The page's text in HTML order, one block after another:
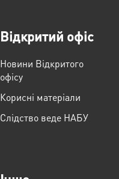
Відкритий офіс
Новини Відкритого
офісу
Корисні матеріали
Слідство веде НАБУ